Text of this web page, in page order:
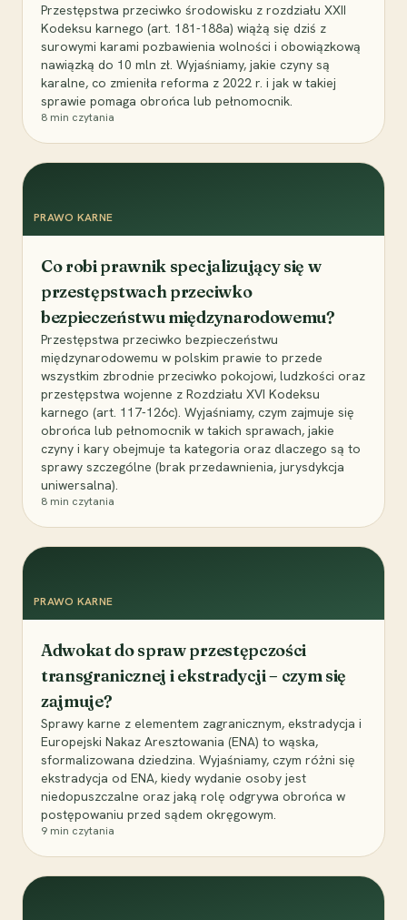
Przestępstwa przeciwko środowisku z rozdziału XXII
Kodeksu karnego (art. 181-188a) wiążą się dziś z
surowymi karami pozbawienia wolności i obowiązkową
nawiązką do 10 mln zł. Wyjaśniamy, jakie czyny są
karalne, co zmieniła reforma z 2022 r. i jak w takiej
sprawie pomaga obrońca lub pełnomocnik.
8 min czytania
PRAWO KARNE
Co robi prawnik specjalizujący się w
przestępstwach przeciwko
bezpieczeństwu międzynarodowemu?
Przestępstwa przeciwko bezpieczeństwu
międzynarodowemu w polskim prawie to przede
wszystkim zbrodnie przeciwko pokojowi, ludzkości oraz
przestępstwa wojenne z Rozdziału XVI Kodeksu
karnego (art. 117-126c). Wyjaśniamy, czym zajmuje się
obrońca lub pełnomocnik w takich sprawach, jakie
czyny i kary obejmuje ta kategoria oraz dlaczego są to
sprawy szczególne (brak przedawnienia, jurysdykcja
uniwersalna).
8 min czytania
PRAWO KARNE
Adwokat do spraw przestępczości
transgranicznej i ekstradycji – czym się
zajmuje?
Sprawy karne z elementem zagranicznym, ekstradycja i
Europejski Nakaz Aresztowania (ENA) to wąska,
sformalizowana dziedzina. Wyjaśniamy, czym różni się
ekstradycja od ENA, kiedy wydanie osoby jest
niedopuszczalne oraz jaką rolę odgrywa obrońca w
postępowaniu przed sądem okręgowym.
9 min czytania